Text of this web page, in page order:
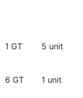
1 GT 5 unit
6 GT 1 unit